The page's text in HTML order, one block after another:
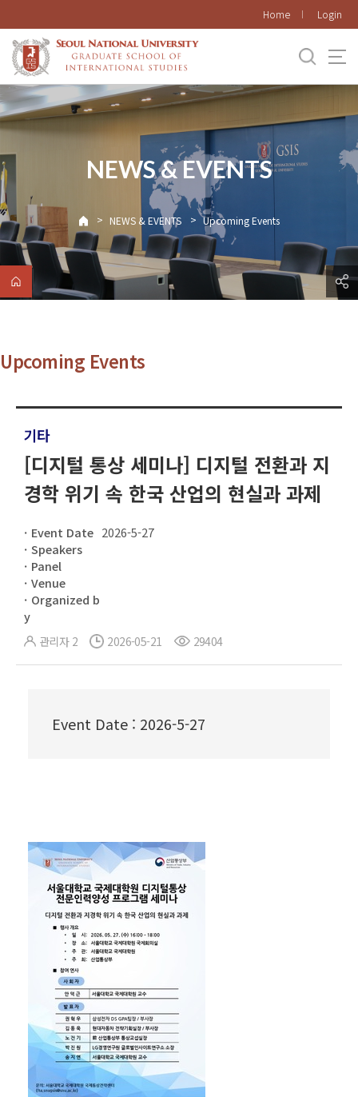
메뉴
Home Login
NEWS & EVENTS
> NEWS & EVENTS > Upcoming Events
Upcoming Events
기타
[디지털 통상 세미나] 디지털 전환과 지
경학 위기 속 한국 산업의 현실과 과제
Event Date 2026-5-27
Speakers
Panel
Venue
Organized b
y
관리자 2 2026-05-21 29404
Event Date : 2026-5-27